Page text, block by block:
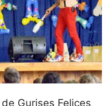
Gurises Felices